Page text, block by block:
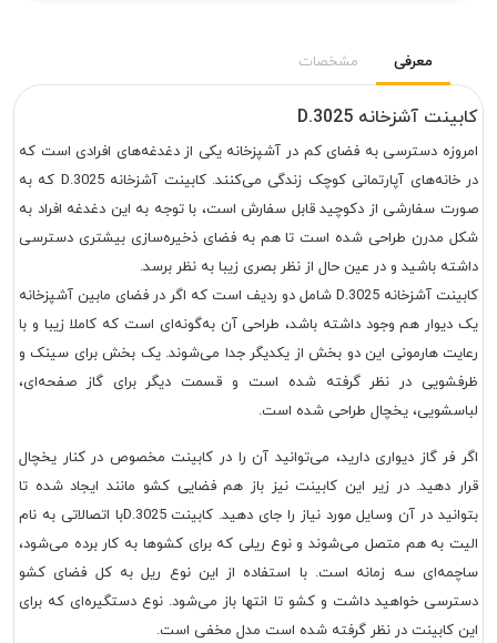
معرفی مشخصات
کابینت آشزخانه D.3025
امروزه دسترسی به فضای کم در آشپزخانه یکی از دغدغه‌های افرادی است که
در خانه‌های آپارتمانی کوچک زندگی می‌کنند.کابینت آشزخانه D.3025
که به
صورت سفارشی از دکوچید قابل سفارش است، با توجه به این دغدغه افراد به
شکل مدرن طراحی شده است تا هم به فضای ذخیره‌سازی بیشتری دسترسی
داشته باشید و در عین حال از نظر بصری زیبا به نظر برسد.
کابینت آشزخانه D.3025
شامل دو ردیف است که اگر در فضای مابین آشپزخانه
یک دیوار هم وجود داشته باشد، طراحی آن به‌گونه‌ای است که کاملا زیبا و با
رعایت هارمونی این دو بخش از یکدیگر جدا می‌شوند. یک بخش برای سینک و
ظرفشویی در نظر گرفته شده است و قسمت دیگر برای گاز صفحه‌ای،
لباسشویی، یخچال طراحی شده است.
اگر فر گاز دیواری دارید، می‌توانید آن را در کابینت مخصوص در کنار یخچال
قرار دهید. در زیر این کابینت نیز باز هم فضایی کشو مانند ایجاد شده تا
بتوانید در آن وسایل مورد نیاز را جای دهید. کابینت D.3025
با اتصالاتی به نام
الیت به هم متصل می‌شوند و نوع ریلی که برای کشوها به کار برده می‌شود،
ساچمه‌ای سه زمانه است. با استفاده از این نوع ریل به کل فضای کشو
دسترسی خواهید داشت و کشو تا انتها باز می‌شود. نوع دستگیره‌ای که برای
این کابینت در نظر گرفته شده است مدل مخفی است.